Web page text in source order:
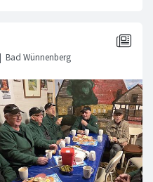
Sicherheit für die Kinder aus dem Regenbogenland
Kaiser und Volker u.
Rustemeier haben uns
und kindgerechte
Weiterlesen ➞